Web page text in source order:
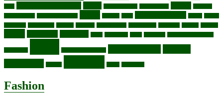
Fashion